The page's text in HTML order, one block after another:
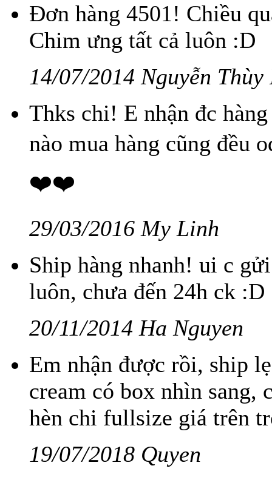
Đơn hàng 4501! Chiều
Chim ưng tất cả luôn :D
14/07/2014 Nguyễn Thùy
Thks chi! E nhận đc
nào mua hàng cũng đều
❤️❤️
29/03/2016 My Linh
Ship hàng nhanh! ui c
luôn, chưa đến 24h ck :D
20/11/2014 Ha Nguyen
Em nhận được rồi, ship
cream có box nhìn sang,
hèn chi fullsize giá trên
19/07/2018 Quyen